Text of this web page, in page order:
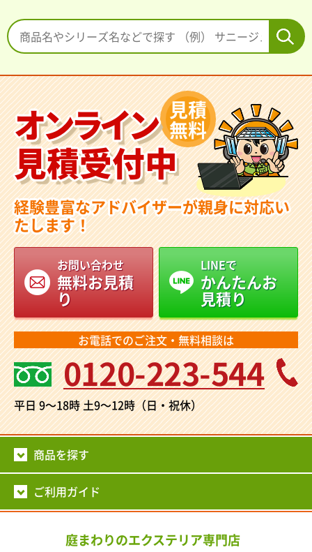
オンライン
見積受付中
見積
無料
経験豊富なアドバイザーが親身に対応い
たします！
お問い合わせ
無料お見積
り
LINEで
かんたんお
見積り
お電話でのご注文・無料相談は
0120-223-544
平日 9～18時土9～12時（日・祝休）
商品を探す
ご利用ガイド
庭まわりのエクステリア専門店